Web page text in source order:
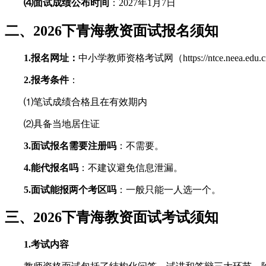
⑷面试成绩公布时间 ：2027年1月7日
二、2026下青海教资面试报名须知
1.报名网址： 中小学教师资格考试网（https://
2.报考条件：
⑴笔试成绩合格且在有效期内
⑵具备当地居住证
3.面试报名需要注册吗 ：不需要。
4.能代报名吗 ：不建议避免信息泄漏。
5.面试能报两个考区吗 ：一般只能一人选一个。
三、2026下青海教资面试考试须知
1.考试内容